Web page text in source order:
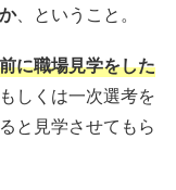
、ということ。
に職場見学をした
しくは一次選考を
と見学させてもら